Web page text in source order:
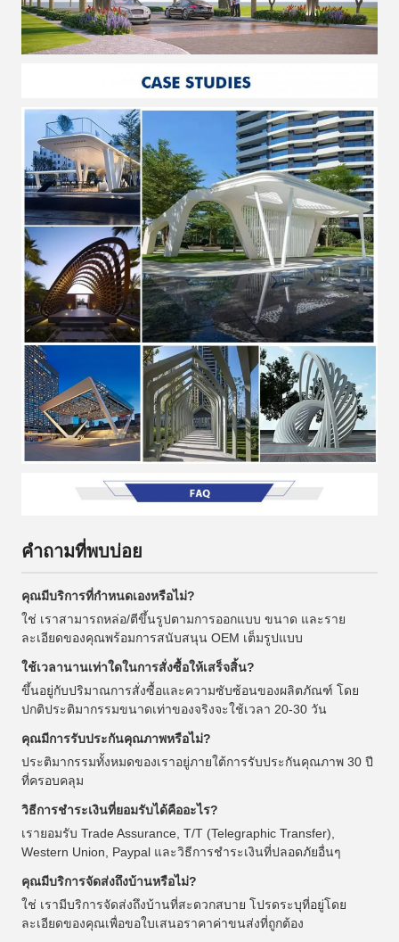
คำถามที่พบบ่อย
คุณมีบริการที่กำหนดเองหรือไม่?
ใช่ เราสามารถหล่อ/ตีขึ้นรูปตามการออกแบบ ขนาด และราย
ละเอียดของคุณพร้อมการสนับสนุน OEM เต็มรูปแบบ
ใช้เวลานานเท่าใดในการสั่งซื้อให้เสร็จสิ้น?
ขึ้นอยู่กับปริมาณการสั่งซื้อและความซับซ้อนของผลิตภัณฑ์ โดย
ปกติประติมากรรมขนาดเท่าของจริงจะใช้เวลา 20-30 วัน
คุณมีการรับประกันคุณภาพหรือไม่?
ประติมากรรมทั้งหมดของเราอยู่ภายใต้การรับประกันคุณภาพ 30 ปี
ที่ครอบคลุม
วิธีการชำระเงินที่ยอมรับได้คืออะไร?
เรายอมรับ Trade Assurance, T/T (Telegraphic Transfer),
Western Union, Paypal และวิธีการชำระเงินที่ปลอดภัยอื่นๆ
คุณมีบริการจัดส่งถึงบ้านหรือไม่?
ใช่ เรามีบริการจัดส่งถึงบ้านที่สะดวกสบาย โปรดระบุที่อยู่โดย
ละเอียดของคุณเพื่อขอใบเสนอราคาค่าขนส่งที่ถูกต้อง